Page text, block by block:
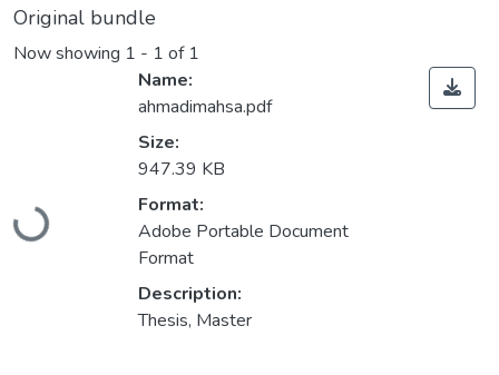
Original bundle
Now showing 1 - 1 of 1
Loading...
Name:
ahmadimahsa.pdf
Size:
947.39 KB
Format:
Adobe Portable Document
Format
Description:
Thesis, Master